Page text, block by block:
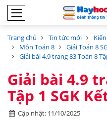
Trang chủ Tin tức mới
Môn Toán 8
Giải Toán 8
Giải bài 4.9 trang 83 Toán 8
Giải bài 4.9
Tập 1 SGK
Cập nhật: 11/10/2025